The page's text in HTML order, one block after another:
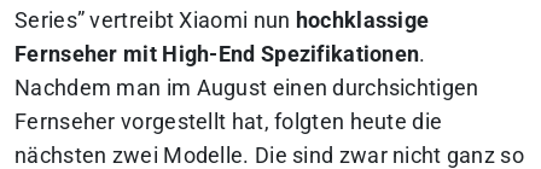
Series” vertreibt Xiaomi nun hochklassige
Fernseher mit High-End Spezifikationen.
Nachdem man im August einen durchsichtigen
Fernseher vorgestellt hat, folgten heute die
nächsten zwei Modelle. Die sind zwar nicht ganz so